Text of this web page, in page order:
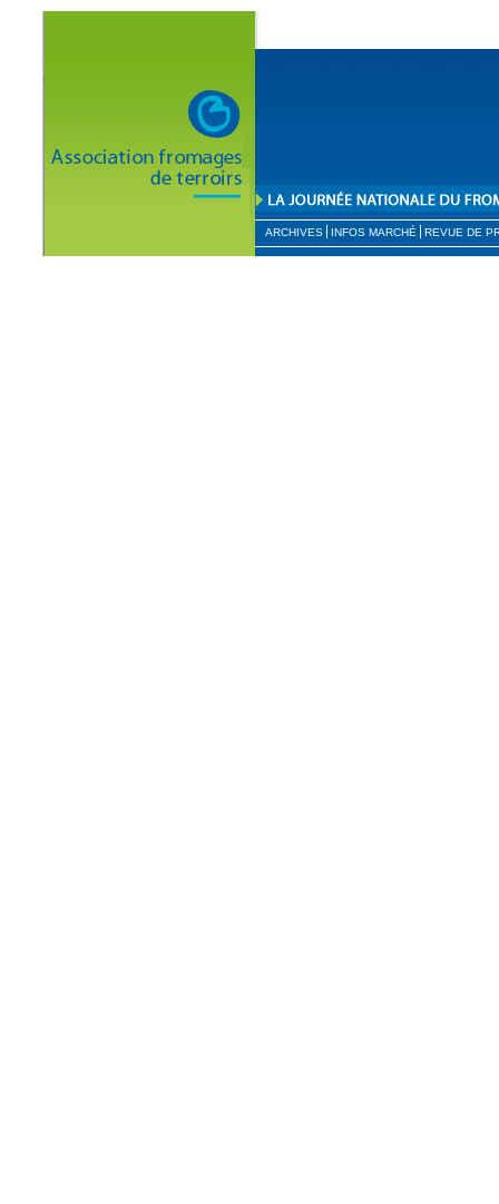
ARCHIVES INFOS MARCHÉ REVUE DE